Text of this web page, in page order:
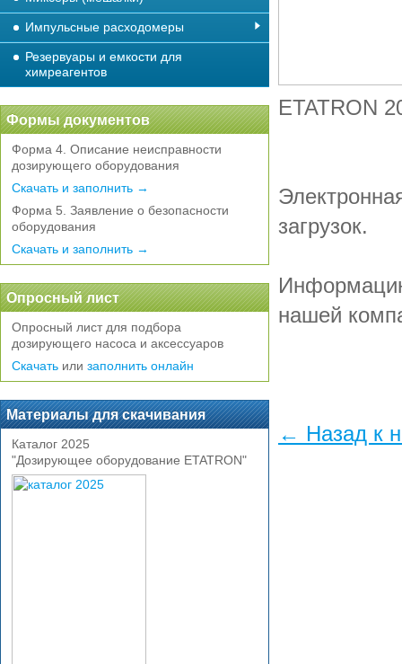
ETATRON
загрузок.
нашей
← Назад к
Импульсные расходомеры
Резервуары и емкости для
химреагентов
Формы документов
Форма 4. Описание неисправности
дозирующего оборудования
Скачать и заполнить →
Форма 5. Заявление о безопасности
оборудования
Скачать и заполнить →
Опросный лист
Опросный лист для подбора
дозирующего насоса и аксессуаров
Скачать или заполнить онлайн
Материалы для скачивания
Каталог 2025
"Дозирующее оборудование ETATRON"